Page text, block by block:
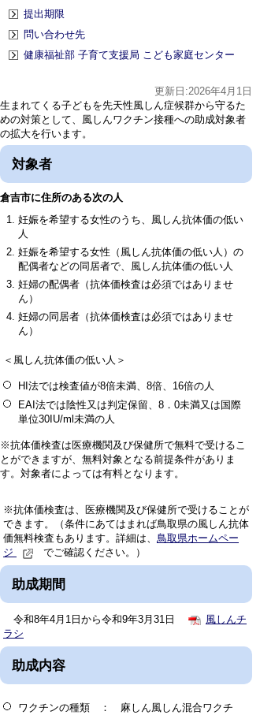
提出期限
問い合わせ先
健康福祉部 子育て支援局 こども家庭センター
更新日:2026年4月1日
生まれてくる子どもを先天性風しん症候群から守るた
めの対策として、風しんワクチン接種への助成対象者
の拡大を行います。
対象者
倉吉市に住所のある次の人
妊娠を希望する女性のうち、風しん抗体価の低い
人
妊娠を希望する女性（風しん抗体価の低い人）の
配偶者などの同居者で、風しん抗体価の低い人
妊婦の配偶者（抗体価検査は必須ではありませ
ん）
妊婦の同居者（抗体価検査は必須ではありませ
ん）
＜風しん抗体価の低い人＞
HI法では検査値が8倍未満、8倍、16倍の人
EAI法では陰性又は判定保留、8．0未満又は国際
単位30IU/ml未満の人
※抗体価検査は医療機関及び保健所で無料で受けるこ
とができますが、無料対象となる前提条件がありま
す。対象者によっては有料となります。
※抗体価検査は、医療機関及び保健所で受けることが
できます。（条件にあてはまれば鳥取県の風しん抗体
価無料検査もあります。詳細は、 鳥取県ホームペー
ジ
でご確認ください。）
助成期間
令和8年4月1日から令和9年3月31日
風しんチ
ラシ
助成内容
ワクチンの種類 ： 麻しん風しん混合ワクチ